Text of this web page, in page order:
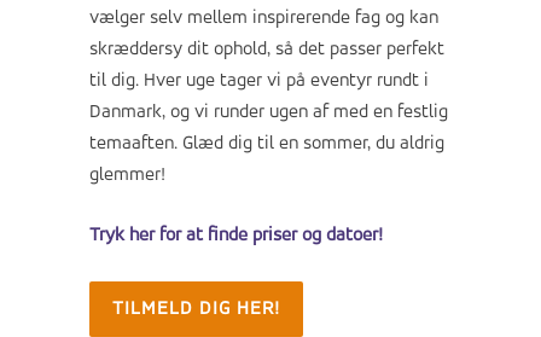
vælger selv mellem inspirerende fag og kan
skræddersy dit ophold, så det passer perfekt
til dig. Hver uge tager vi på eventyr rundt i
Danmark, og vi runder ugen af med en festlig
temaaften. Glæd dig til en sommer, du aldrig
glemmer!
Tryk her for at finde priser og datoer!
TILMELD DIG HER!